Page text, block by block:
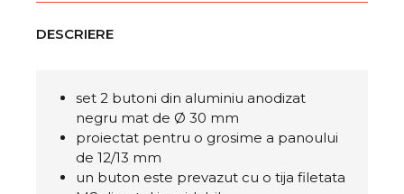
DESCRIERE
set 2 butoni din aluminiu anodizat
negru mat de Ø 30 mm
proiectat pentru o grosime a panoului
de 12/13 mm
un buton este prevazut cu o tija filetata